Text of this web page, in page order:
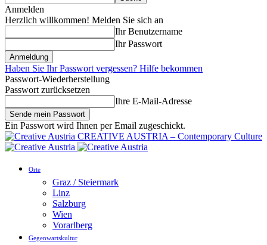
Anmelden
Herzlich willkommen! Melden Sie sich an
Ihr Benutzername
Ihr Passwort
Haben Sie Ihr Passwort vergessen? Hilfe bekommen
Passwort-Wiederherstellung
Passwort zurücksetzen
Ihre E-Mail-Adresse
Ein Passwort wird Ihnen per Email zugeschickt.
CREATIVE AUSTRIA – Contemporary Culture
Orte
Graz / Steiermark
Linz
Salzburg
Wien
Vorarlberg
Gegenwartskultur